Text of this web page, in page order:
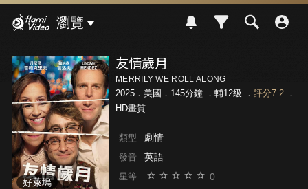
瀏覽
好萊塢
友情歲月
MERRILY WE ROLL ALONG
2025．美國．145分鐘 ． 輔12級 ． 評分7.2．
HD畫質
類型 劇情
發音 英語
星等 0